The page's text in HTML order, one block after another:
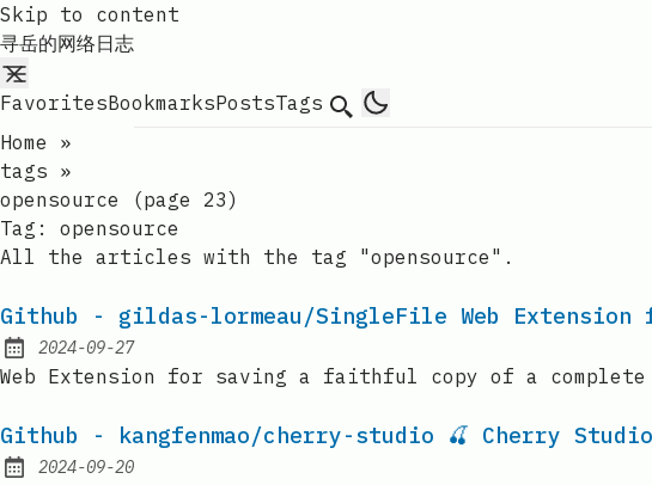
Skip to content
寻岳的网络日志
FavoritesBookmarksPostsTags Search
Home
»
tags »
opensource (page 23)
Tag: opensource
All the articles with the tag "opensource".
Github - gildas-lormeau/SingleFile Web
Published:
2024-09-27
Web Extension for saving a faithful copy of a
Github - kangfenmao/cherry-studio 🍒 Cherry
Published:
2024-09-20